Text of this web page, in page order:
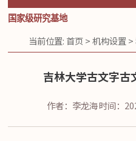
国家级研究基地
当前位置: 首页>机构设置>
吉林大学古文字古
作者：李龙海时间：